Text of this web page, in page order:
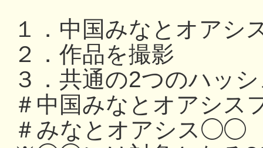
１．中国みなとオアシ
２．作品を撮影
３．共通の2つのハッ
＃中国みなとオアシス
＃みなとオアシス◯◯